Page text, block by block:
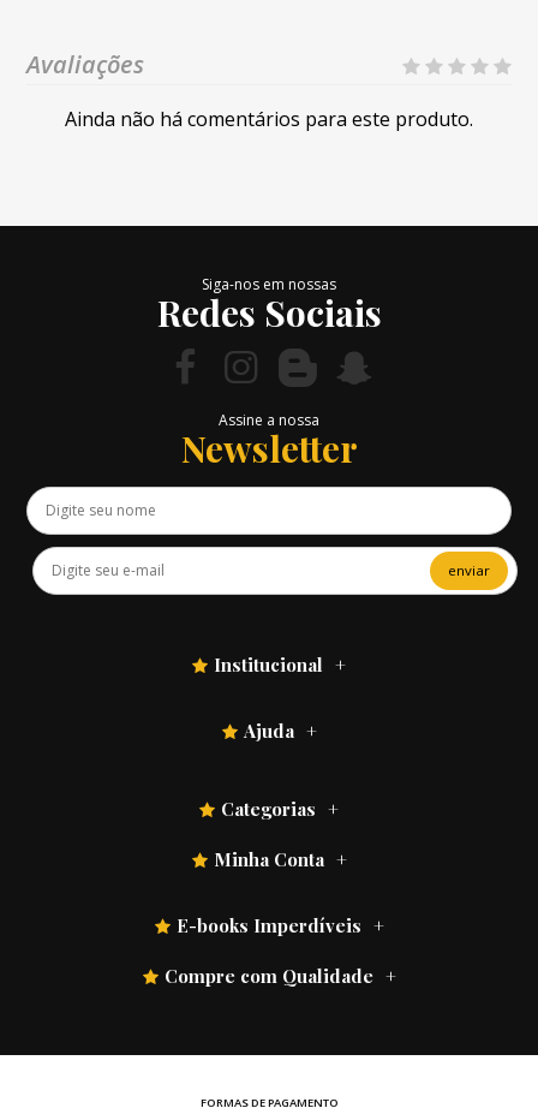
Avaliações
Ainda não há comentários para este produto.
Siga-nos em nossas
Redes Sociais
Assine a nossa
Newsletter
enviar
Institucional
Ajuda
Categorias
Minha Conta
E-books Imperdíveis
Compre com Qualidade
FORMAS DE PAGAMENTO